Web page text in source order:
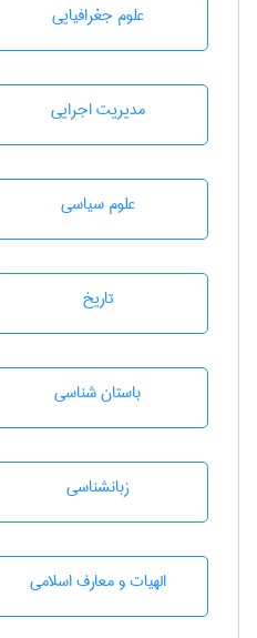
علوم جغرافيايی
مديريت اجرايی
علوم سياسی
تاريخ
باستان شناسی
زبانشناسی
الهیات و معارف اسلامی